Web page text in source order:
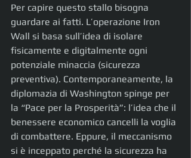
Per capire questo stallo bisogna
guardare ai fatti. L’operazione Iron
Wall si basa sull’idea di isolare
fisicamente e digitalmente ogni
potenziale minaccia (sicurezza
preventiva). Contemporaneamente, la
diplomazia di Washington spinge per
la “Pace per la Prosperità”: l’idea che il
benessere economico cancelli la voglia
di combattere. Eppure, il meccanismo
si è inceppato perché la sicurezza ha